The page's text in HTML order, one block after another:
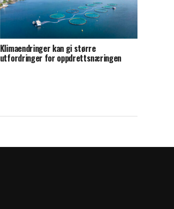
Klimaendringer kan gi større
utfordringer for oppdrettsnæringen